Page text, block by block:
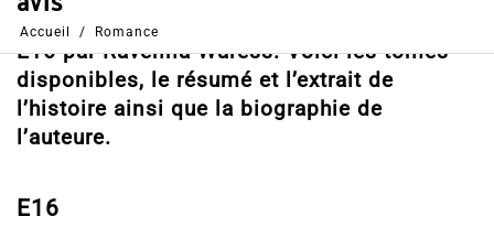
E16 par Ravenna Waress. Voici les tomes
disponibles, le résumé et l’extrait de
l’histoire ainsi que la biographie de
l’auteure.
E16